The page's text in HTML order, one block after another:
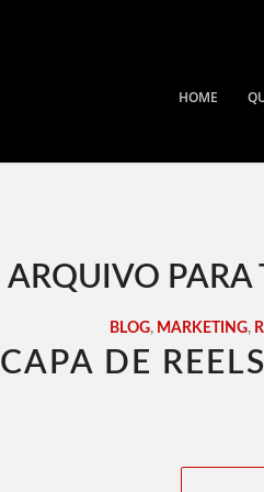
HOME
ARQUIVO PARA
BLOG, MARKETING,
CAPA DE